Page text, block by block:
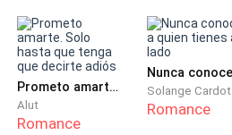
Prometo amarte. Solo hasta que tenga que decirte adiós
Alut
Romance
Solange Cardot
Romance